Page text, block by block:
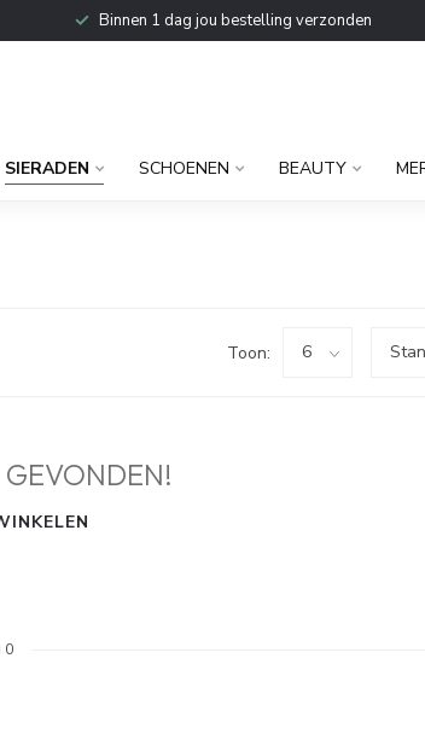
Binnen 1 dag jou bestelling verzonden
SIERADEN SCHOENEN BEAUTY
Toon:
0